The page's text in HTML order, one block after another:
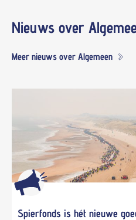
Nieuws over
Meer nieuws over Algemeen
Spierfonds is hét nieuwe